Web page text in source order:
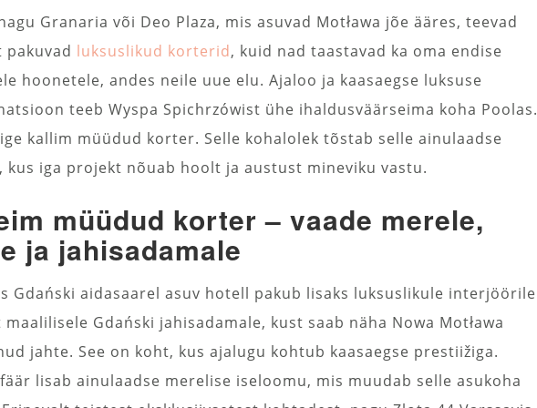
Granaria või Deo Plaza, mis asuvad Motława jõe ääres, teevad
luksuslikud korterid, kuid nad taastavad ka oma endise
hoonetele, andes neile uue elu. Ajaloo ja kaasaegse luksuse
teeb Wyspa Spichrzówist ühe ihaldusväärseima koha Poolas.
kallim müüdud korter. Selle kohalolek tõstab selle ainulaadse
iga projekt nõuab hoolt ja austust mineviku vastu.
müüdud korter – vaade merele,
ja jahisadamale
Gdański aidasaarel asuv hotell pakub lisaks luksuslikule interjöörile
Gdański jahisadamale, kust saab näha Nowa Motława
jahte. See on koht, kus ajalugu kohtub kaasaegse prestiižiga.
lisab ainulaadse merelise iseloomu, mis muudab selle asukoha